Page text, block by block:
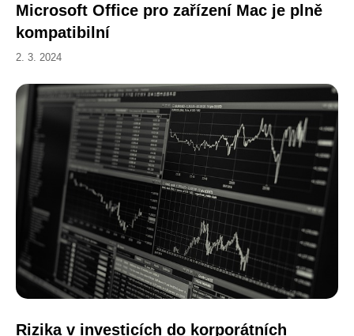
Microsoft Office pro zařízení Mac je plně
kompatibilní
2. 3. 2024
Rizika v investicích do korporátních